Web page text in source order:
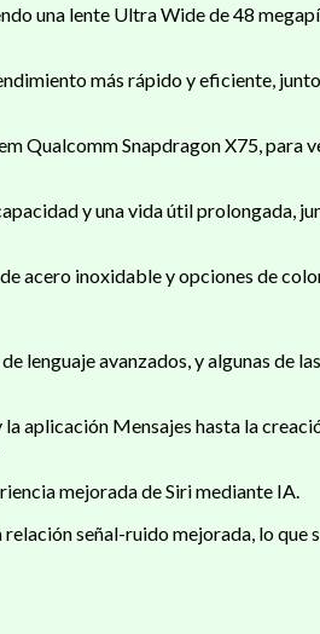
una lente Ultra Wide de 48
más rápido y eficiente,
Qualcomm Snapdragon X75, para
y una vida útil prolongada,
acero inoxidable y opciones de
lenguaje avanzados, y algunas de
aplicación Mensajes hasta la
mejorada de Siri mediante IA.
señal-ruido mejorada, lo